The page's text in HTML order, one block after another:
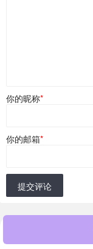
你的昵称*
你的邮箱*
提交评论